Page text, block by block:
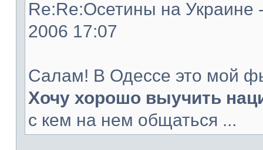
Re:Re:Осетины на Украине
2006 17:07
Салам! В Одессе это мой
Хочу хорошо выучить
с кем на нем общаться ...